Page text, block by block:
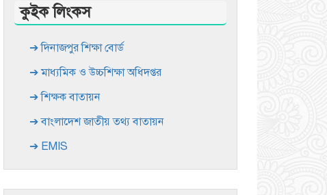
কুইক লিংকস
➔ দিনাজপুর শিক্ষা বোর্ড
➔ মাধ্যমিক ও উচ্চশিক্ষা অধিদপ্তর
➔ শিক্ষক বাতায়ন
➔ বাংলাদেশ জাতীয় তথ্য বাতায়ন
➔ EMIS